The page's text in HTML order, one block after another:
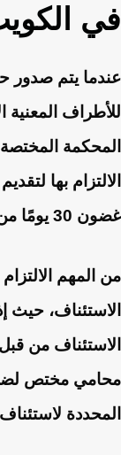
في
عندما يتم صدور
للأطراف
المحكمة
الالتزام بها
غضون 30 يومًا من تاريخ صدور الحكم القطعي.
من المهم
الاستئناف، حيث
الاستئناف من
محامي مختص
المحددة